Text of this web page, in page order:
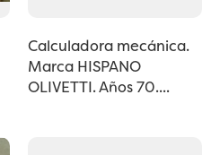
Calculadora mecánica.
Marca HISPANO
OLIVETTI. Años 70....